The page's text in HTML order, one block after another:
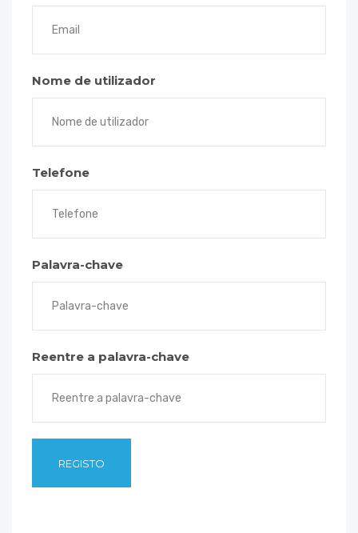
Nome de utilizador
Telefone
Palavra-chave
Reentre a palavra-chave